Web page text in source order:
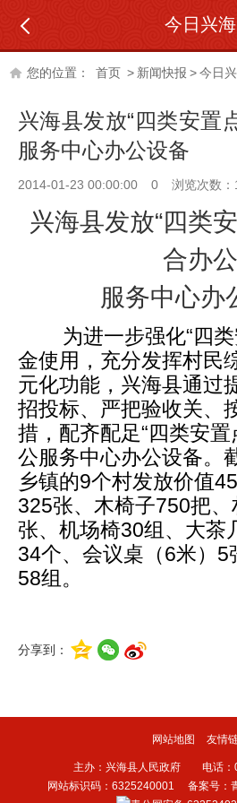
今日兴海
您的位置： 首页 > 新闻快报 >今日
兴海县发放“四类安置
服务中心办公设备
2014-01-23 00:00:00 0 浏览次数：
兴海县发放“四类
合办公
服务中心办
为进一步强化“四
金使用，充分发挥村民
元化功能，兴海县通过
招投标、严把验收关、
措，配齐配足“四类安置
公服务中心办公设备。
乡镇的9个村发放价值
325张、 木椅子750把
张、机场椅30组、大茶
34个、会议桌（6米）5
58组。
分享到：
网站地图 友情
主办：兴海县人民政府 电话
网站标识码：6325240001 备案号：